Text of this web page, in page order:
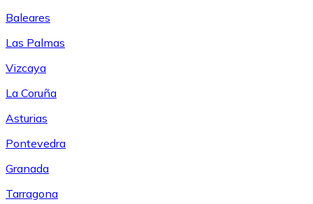
Baleares
Las Palmas
Vizcaya
La Coruña
Asturias
Pontevedra
Granada
Tarragona